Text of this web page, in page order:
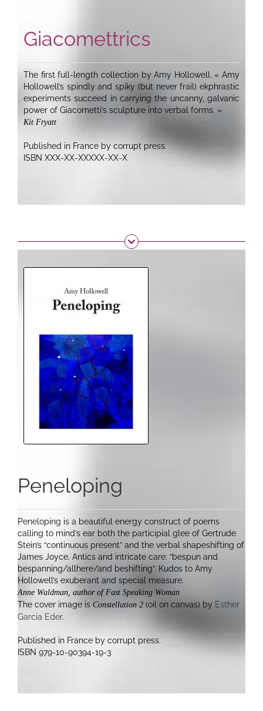
Giacomettrics
The first full-length collection by Amy Hollowell. « Amy
Hollowell’s spindly and spiky (but never frail) ekphrastic
experiments succeed in carrying the uncanny, galvanic
power of Giacometti’s sculpture into verbal forms. »
Kit Fryatt
Published in France by corrupt press.
ISBN XXX-XX-XXXXX-XX-X
Peneloping
Peneloping is a beautiful energy construct of poems
calling to mind’s ear both the participial glee of Gertrude
Stein’s “continuous present” and the verbal shapeshifting of
James Joyce. Antics and intricate care: “bespun and
bespanning/allhere/and beshifting”. Kudos to Amy
Hollowell’s exuberant and special measure.
Anne Waldman, author of Fast Speaking Woman
The cover image is Constellation 2 (oil on canvas) by Esther
Garcia Eder.
Published in France by corrupt press.
ISBN 979-10-90394-19-3